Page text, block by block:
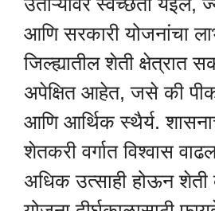
आणि सरकारी योजनांचा
जिल्ह्यातील शेती क्षेत्रात
अपेक्षित आहेत, जसे की
आणि आर्थिक स्थैर्य.
शेतकरी वर्गात विश्वास
अधिक उत्साही होऊन